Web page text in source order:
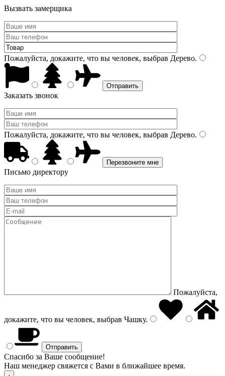
Вызвать замерщика
Пожалуйста, докажите, что вы человек, выбрав Дерево.
Заказать звонок
Пожалуйста, докажите, что вы человек, выбрав Дерево.
Письмо директору
Пожалуйста,
докажите, что вы человек, выбрав Чашку.
Спасибо за Ваше сообщение!
Наш менеджер свяжется с Вами в ближайшее время.